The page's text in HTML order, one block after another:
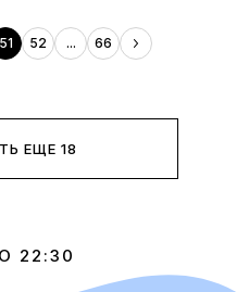
51 52 ... 66
ЕЩЕ 18
22:30